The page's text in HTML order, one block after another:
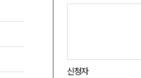
신청자